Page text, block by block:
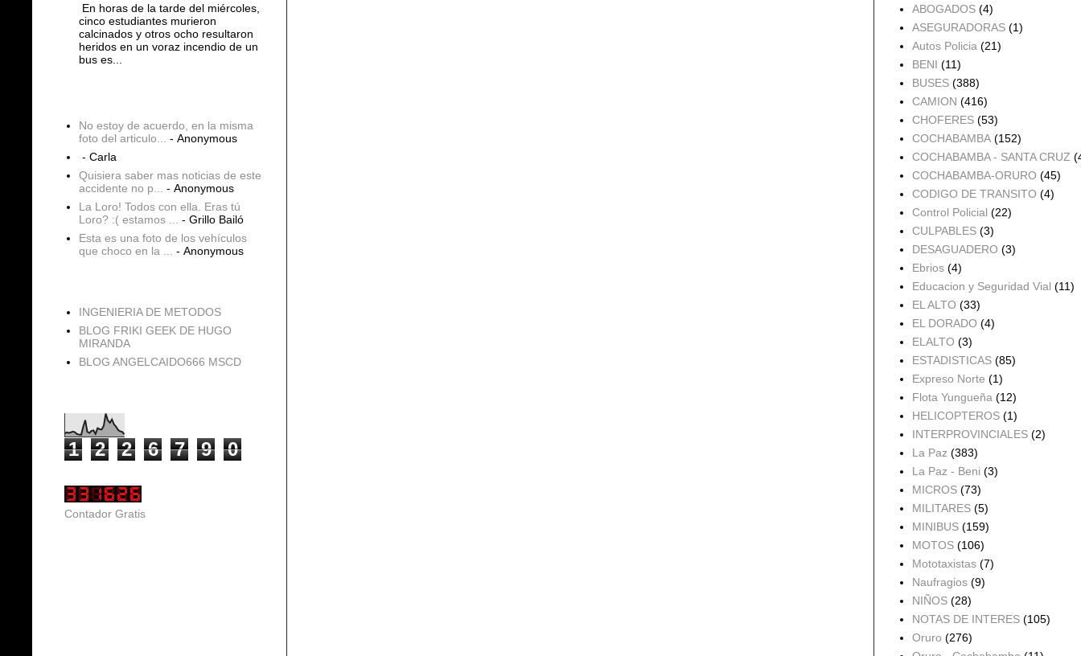
En horas de la tarde del miércoles,
cinco estudiantes murieron
calcinados y otros ocho resultaron
heridos en un voraz incendio de un
bus es...
No estoy de acuerdo, en la misma
foto del articulo...
- Anonymous
- Carla
Quisiera saber mas noticias de este
accidente no p...
- Anonymous
La Loro! Todos con ella. Eras tú
Loro? :( estamos ...
- Grillo Bailó
Esta es una foto de los vehículos
que choco en la ...
- Anonymous
INGENIERIA DE METODOS
BLOG FRIKI GEEK DE HUGO
MIRANDA
BLOG ANGELCAIDO666 MSCD
1 2 2 6 7 9 0
Contador Gratis
ABOGADOS (4)
ASEGURADORAS (1)
Autos Policia (21)
BENI (11)
BUSES (388)
CAMION (416)
CHOFERES (53)
COCHABAMBA (152)
COCHABAMBA - SANTA CRUZ
COCHABAMBA-ORURO (45)
CODIGO DE TRANSITO (4)
Control Policial (22)
CULPABLES (3)
DESAGUADERO (3)
Ebrios (4)
Educacion y Seguridad Vial (11)
EL ALTO (33)
EL DORADO (4)
ELALTO (3)
ESTADISTICAS (85)
Expreso Norte (1)
Flota Yungueña (12)
HELICOPTEROS (1)
INTERPROVINCIALES (2)
La Paz (383)
La Paz - Beni (3)
MICROS (73)
MILITARES (5)
MINIBUS (159)
MOTOS (106)
Mototaxistas (7)
Naufragios (9)
NIÑOS (28)
NOTAS DE INTERES (105)
Oruro (276)